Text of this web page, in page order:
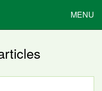
MENU